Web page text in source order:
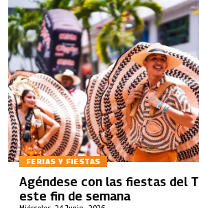
FERIAS Y FIESTAS
Agéndese con las fiestas del
este fin de semana